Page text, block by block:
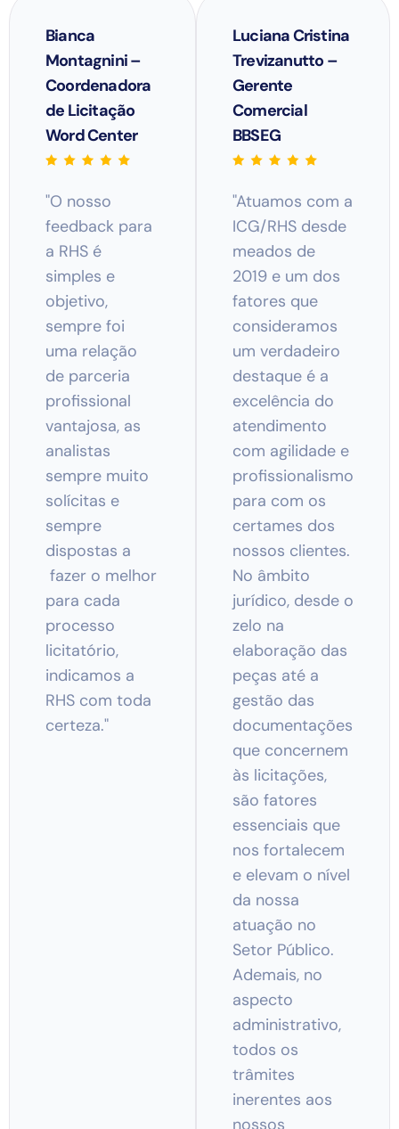
Bianca
Montagnini –
Coordenadora
de Licitação
Word Center
"O nosso
feedback para
a RHS é
simples e
objetivo,
sempre foi
uma relação
de parceria
profissional
vantajosa, as
analistas
sempre muito
solícitas e
sempre
dispostas a
fazer o melhor
para cada
processo
licitatório,
indicamos a
RHS com toda
certeza."
Luciana Cristina
Trevizanutto –
Gerente
Comercial
BBSEG
"Atuamos com a
ICG/RHS desde
meados de
2019 e um dos
fatores que
consideramos
um verdadeiro
destaque é a
excelência do
atendimento
com agilidade e
profissionalismo
para com os
certames dos
nossos clientes.
No âmbito
jurídico, desde o
zelo na
elaboração das
peças até a
gestão das
documentações
que concernem
às licitações,
são fatores
essenciais que
nos fortalecem
e elevam o nível
da nossa
atuação no
Setor Público.
Ademais, no
aspecto
administrativo,
todos os
trâmites
inerentes aos
nossos